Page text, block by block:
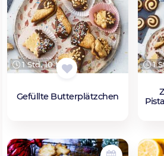
1 Std. 10 Min.
Gefüllte Butterplätzchen
1